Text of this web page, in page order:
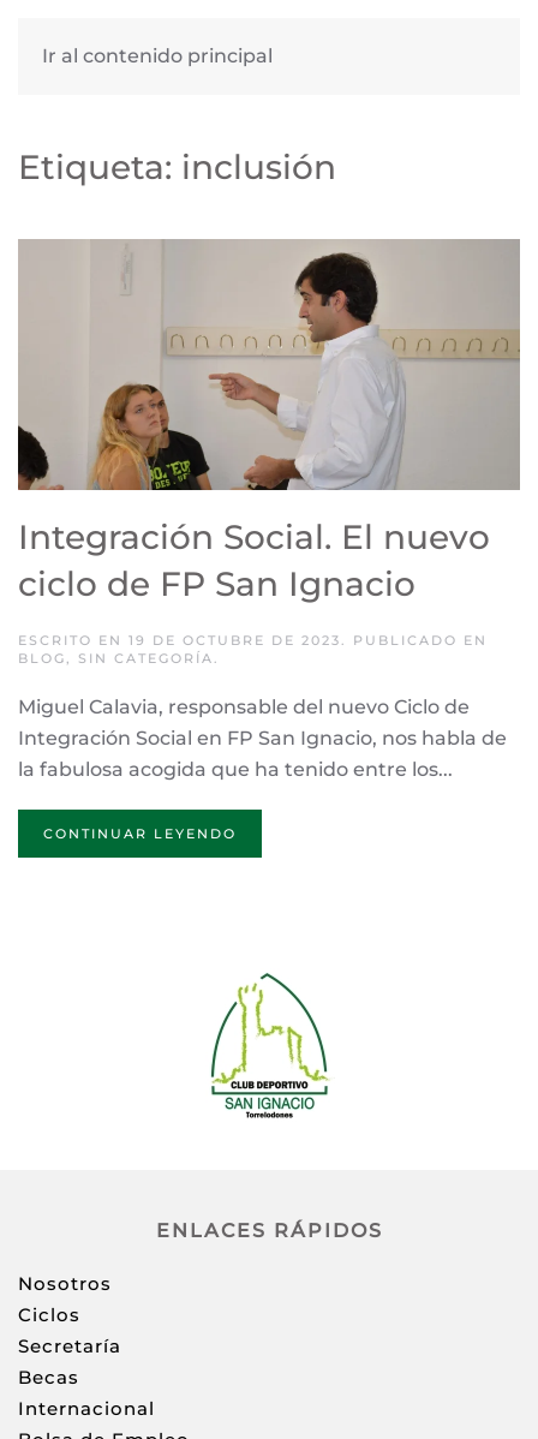
Ir al contenido principal
Etiqueta: inclusión
Integración Social. El nuevo
ciclo de FP San Ignacio
ESCRITO EN 19 DE OCTUBRE DE 2023. PUBLICADO EN
BLOG, SIN CATEGORÍA.
Miguel Calavia, responsable del nuevo Ciclo de
Integración Social en FP San Ignacio, nos habla de
la fabulosa acogida que ha tenido entre los...
CONTINUAR LEYENDO
ENLACES RÁPIDOS
Nosotros
Ciclos
Secretaría
Becas
Internacional